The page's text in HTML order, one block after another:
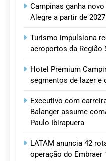
Campinas ganha
Alegre a partir de 2027
Turismo impulsiona
aeroportos da Região
Hotel Premium
segmentos de lazer e
Executivo com
Balanger assume
Paulo Ibirapuera
LATAM anuncia 42
operação do Embraer